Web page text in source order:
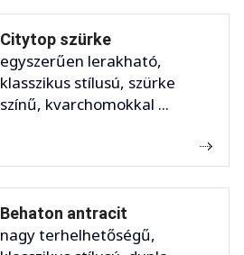
Citytop szürke
egyszerűen lerakható,
klasszikus stílusú, szürke
színű, kvarchomokkal ...
Behaton antracit
nagy terhelhetőségű,